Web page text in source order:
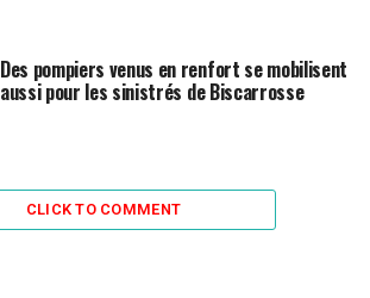
Des pompiers venus en renfort se mobilisent
aussi pour les sinistrés de Biscarrosse
CLICK TO COMMENT